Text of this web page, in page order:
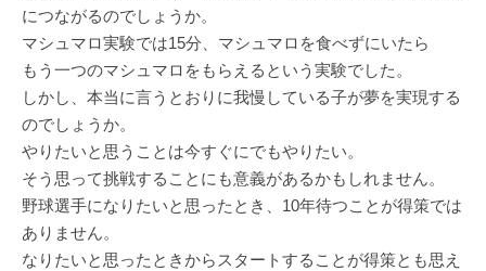
につながるのでしょうか。
マシュマロ実験では15分、マシュマロを食べずにいたら
もう一つのマシュマロをもらえるという実験でした。
しかし、本当に言うとおりに我慢している子が夢を実現する
のでしょうか。
やりたいと思うことは今すぐにでもやりたい。
そう思って挑戦することにも意義があるかもしれません。
野球選手になりたいと思ったとき、10年待つことが得策では
ありません。
なりたいと思ったときからスタートすることが得策とも思え